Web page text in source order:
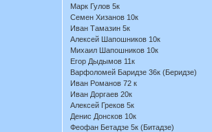
Марк Гулов 5к
Семен Хизанов 10к
Иван Тамазин 5к
Алексей Шапошников 10к
Михаил Шапошников 10к
Егор Дыдымов 11к
Варфоломей Баридзе 36к (Беридзе)
Иван Романов 72 к
Иван Доргаев 20к
Алексей Греков 5к
Денис Донсков 10к
Феофан Бетадзе 5к (Битадзе)